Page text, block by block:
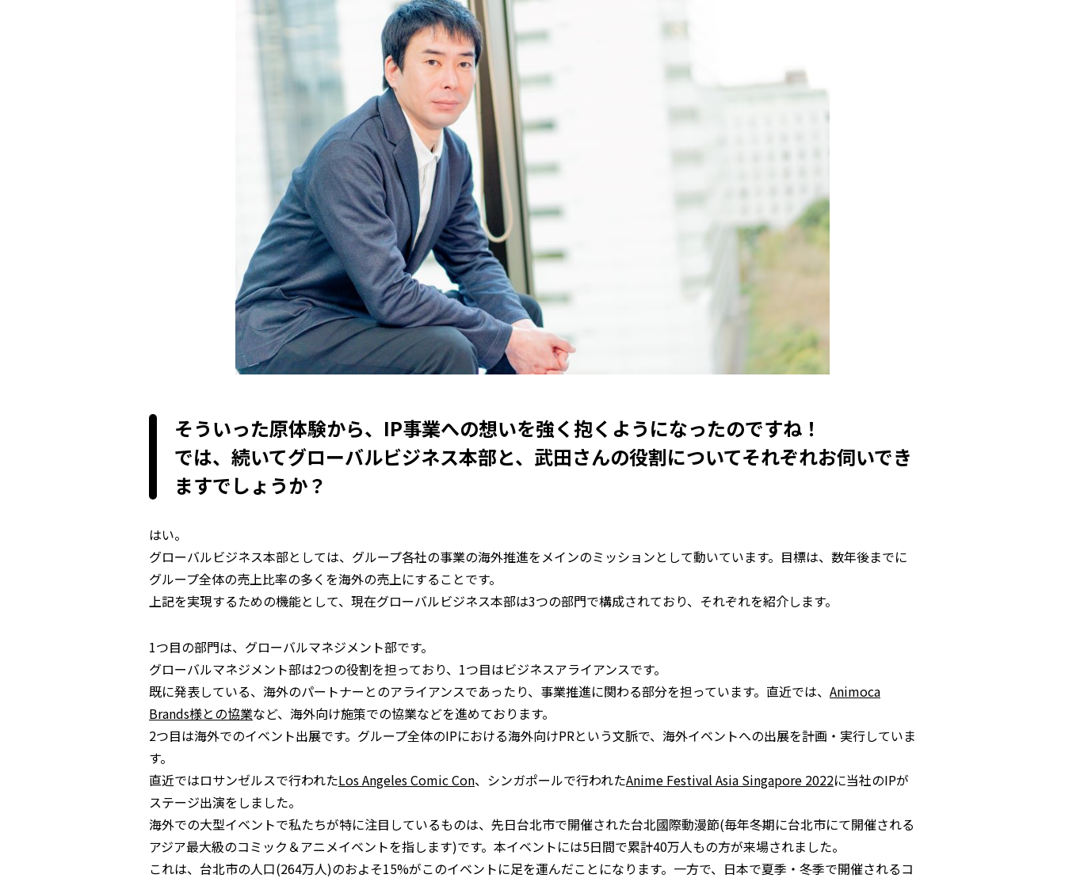
そういった原体験から、IP事業への想いを強く抱くようになったのですね！
では、続いてグローバルビジネス本部と、武田さんの役割についてそれぞれお伺いでき
ますでしょうか？
はい。
グローバルビジネス本部としては、グループ各社の事業の海外推進をメインのミッションとして動いています。目標は、数年後までに
グループ全体の売上比率の多くを海外の売上にすることです。
上記を実現するための機能として、現在グローバルビジネス本部は3つの部門で構成されており、それぞれを紹介します。
1つ目の部門は、グローバルマネジメント部です。
グローバルマネジメント部は2つの役割を担っており、1つ目はビジネスアライアンスです。
既に発表している、海外のパートナーとのアライアンスであったり、事業推進に関わる部分を担っています。直近では、 Animoca
Brands様との協業など、海外向け施策での協業などを進めております。
2つ目は海外でのイベント出展です。グループ全体のIPにおける海外向けPRという文脈で、海外イベントへの出展を計画・実行していま
す。
直近ではロサンゼルスで行われたLos Angeles Comic Con、シンガポールで行われたAnime Festival Asia Singapore 2022に当社のIPが
ステージ出演をしました。
海外での大型イベントで私たちが特に注目しているものは、先日台北市で開催された台北國際動漫節(毎年冬期に台北市にて開催される
アジア最大級のコミック＆アニメイベントを指します)です。本イベントには5日間で累計40万人もの方が来場されました。
これは、台北市の人口(264万人)のおよそ15%がこのイベントに足を運んだことになります。一方で、日本で夏季・冬季で開催されるコ